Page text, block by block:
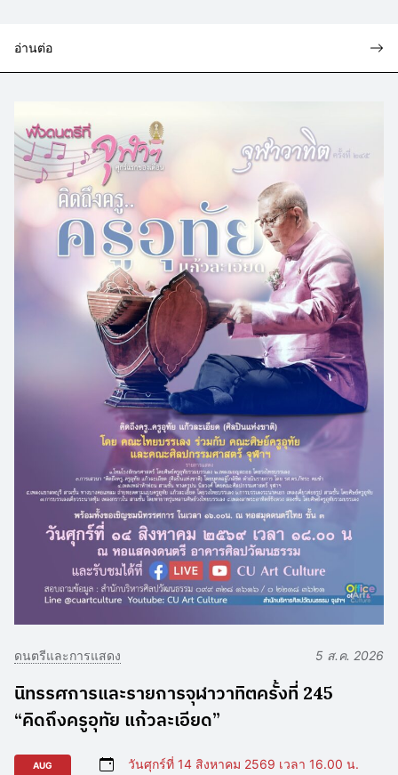
อ่านต่อ
ดนตรีและการแสดง 5 ส.ค. 2026
นิทรรศการและรายการจุฬาวาทิตครั้งที่ 245
“คิดถึงครูอุทัย แก้วละเอียด”
AUG
วันศุกร์ที่ 14 สิงหาคม 2569 เวลา 16.00 น.